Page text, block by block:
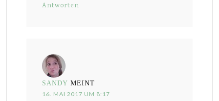
Antworten
SANDY MEINT
16. MAI 2017 UM 8:17